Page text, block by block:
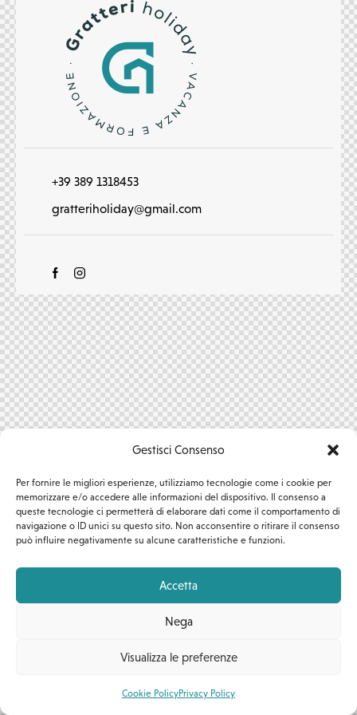
Gestisci Consenso
Per fornire le migliori esperienze, utilizziamo tecnologie come i cookie per
memorizzare e/o accedere alle informazioni del dispositivo. Il consenso a
queste tecnologie ci permetterà di elaborare dati come il comportamento di
navigazione o ID unici su questo sito. Non acconsentire o ritirare il consenso
può influire negativamente su alcune caratteristiche e funzioni.
Accetta
Nega
Visualizza le preferenze
Cookie PolicyPrivacy Policy
+39 389 1318453
gratteriholiday@gmail.com